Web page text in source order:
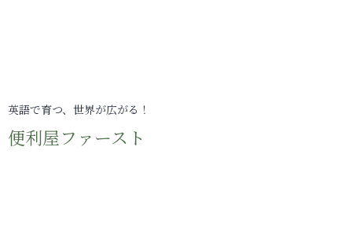
英語で育つ、世界が広がる！
便利屋ファースト